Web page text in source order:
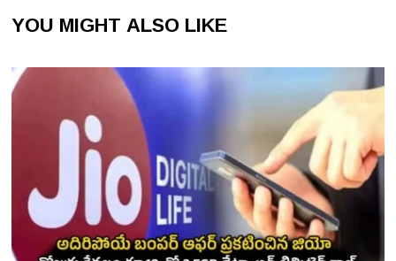
YOU MIGHT ALSO LIKE